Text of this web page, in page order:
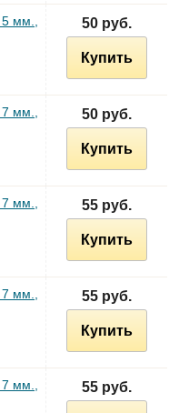
5 мм.,
50 руб.
Купить
7 мм.,
50 руб.
Купить
7 мм.,
55 руб.
Купить
7 мм.,
55 руб.
Купить
7 мм.,
55 руб.